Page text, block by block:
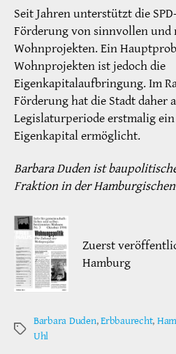
Seit Jahren unterstützt die
Förderung von sinnvollen und
Wohnprojekten. Ein
Wohnprojekten ist jedoch die
Eigenkapitalaufbringung. Im
Förderung hat die Stadt daher
Legislaturperiode erstmalig
Eigenkapital ermöglicht.
Barbara Duden ist
Fraktion in der
Zuerst
Hamburg
Schlagwörter
Barbara Duden,Erbbaurecht,
Uhl